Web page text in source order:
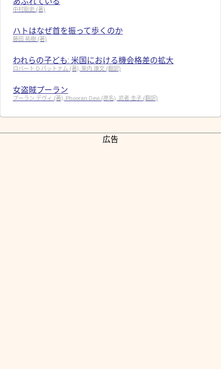
中村聡史 (著)
ハトはなぜ首を振って歩くのか
藤田 祐樹 (著)
われらの子ども: 米国における機会格差の拡大
ロバート D.パットナム (著), 柴内 康文 (翻訳)
女盗賊プーラン
プーラン デヴィ (著), Phooran Devi (原名), 武者 圭子 (翻訳)
広告